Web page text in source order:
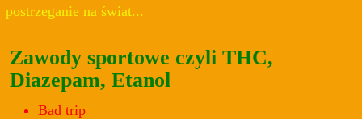
postrzeganie na świat...
Zawody sportowe czyli THC,
Diazepam, Etanol
Bad trip